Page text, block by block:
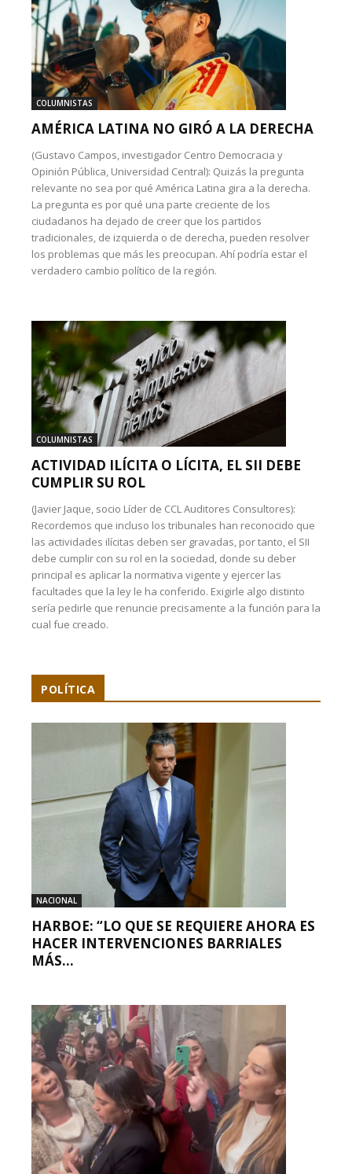
COLUMNISTAS
AMÉRICA LATINA NO GIRÓ A LA DERECHA
(Gustavo Campos, investigador Centro Democracia y
Opinión Pública, Universidad Central): Quizás la pregunta
relevante no sea por qué América Latina gira a la derecha.
La pregunta es por qué una parte creciente de los
ciudadanos ha dejado de creer que los partidos
tradicionales, de izquierda o de derecha, pueden resolver
los problemas que más les preocupan. Ahí podría estar el
verdadero cambio político de la región.
COLUMNISTAS
ACTIVIDAD ILÍCITA O LÍCITA, EL SII DEBE
CUMPLIR SU ROL
(Javier Jaque, socio Líder de CCL Auditores Consultores):
Recordemos que incluso los tribunales han reconocido que
las actividades ilícitas deben ser gravadas, por tanto, el SII
debe cumplir con su rol en la sociedad, donde su deber
principal es aplicar la normativa vigente y ejercer las
facultades que la ley le ha conferido. Exigirle algo distinto
sería pedirle que renuncie precisamente a la función para la
cual fue creado.
POLÍTICA
NACIONAL
HARBOE: “LO QUE SE REQUIERE AHORA ES
HACER INTERVENCIONES BARRIALES
MÁS...